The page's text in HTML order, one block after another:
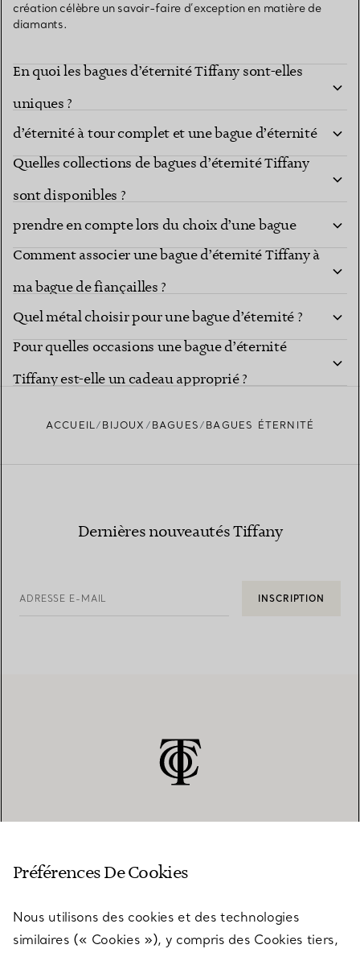
création célèbre un savoir-faire d’exception en matière de
diamants.
En quoi les bagues d’éternité Tiffany sont-elles
uniques ?
Quelle est la différence entre une bague
d’éternité à tour complet et une bague d’éternité
demi-cercle ?
Quelles collections de bagues d’éternité Tiffany
sont disponibles ?
Quelles caractéristiques de diamant dois-je
prendre en compte lors du choix d’une bague
d’éternité ?
Comment associer une bague d’éternité Tiffany à
ma bague de fiançailles ?
Quel métal choisir pour une bague d’éternité ?
Pour quelles occasions une bague d’éternité
Tiffany est-elle un cadeau approprié ?
ACCUEIL BIJOUX BAGUES BAGUES ÉTERNITÉ
Dernières nouveautés Tiffany
ADRESSE E-MAIL INSCRIPTION
SERVICES
Préférences De Cookies
Nous utilisons des cookies et des technologies
similaires (« Cookies »), y compris des Cookies tiers,